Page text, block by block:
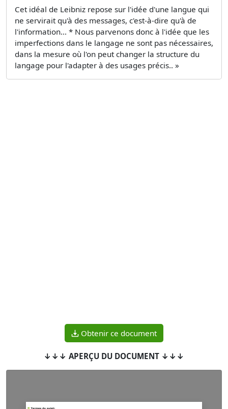
Cet idéal de Leibniz repose sur l'idée d'une langue qui
ne servirait qu'à des messages, c'est-à-dire qu'à de
l'information... * Nous parvenons donc à l'idée que les
imperfections dans le langage ne sont pas nécessaires,
dans la mesure où l'on peut changer la structure du
langage pour l'adapter à des usages précis.. »
Obtenir ce document
↓↓↓ APERÇU DU DOCUMENT ↓↓↓